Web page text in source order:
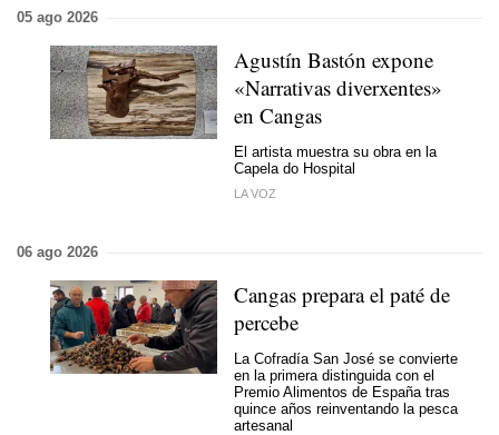
05 ago 2026
Agustín Bastón expone
«Narrativas diverxentes»
en Cangas
El artista muestra su obra en la
Capela do Hospital
LA VOZ
06 ago 2026
Cangas prepara el paté de
percebe
La Cofradía San José se convierte
en la primera distinguida con el
Premio Alimentos de España tras
quince años reinventando la pesca
artesanal